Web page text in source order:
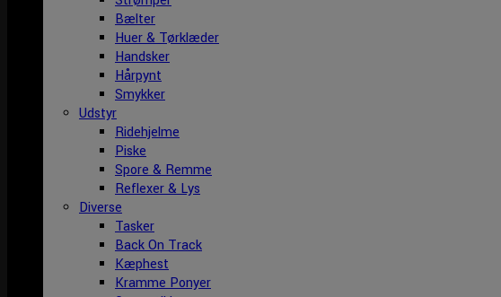
Bælter
Huer & Tørklæder
Handsker
Hårpynt
Smykker
Udstyr
Ridehjelme
Piske
Spore & Remme
Reflexer & Lys
Diverse
Tasker
Back On Track
Kæphest
Kramme Ponyer